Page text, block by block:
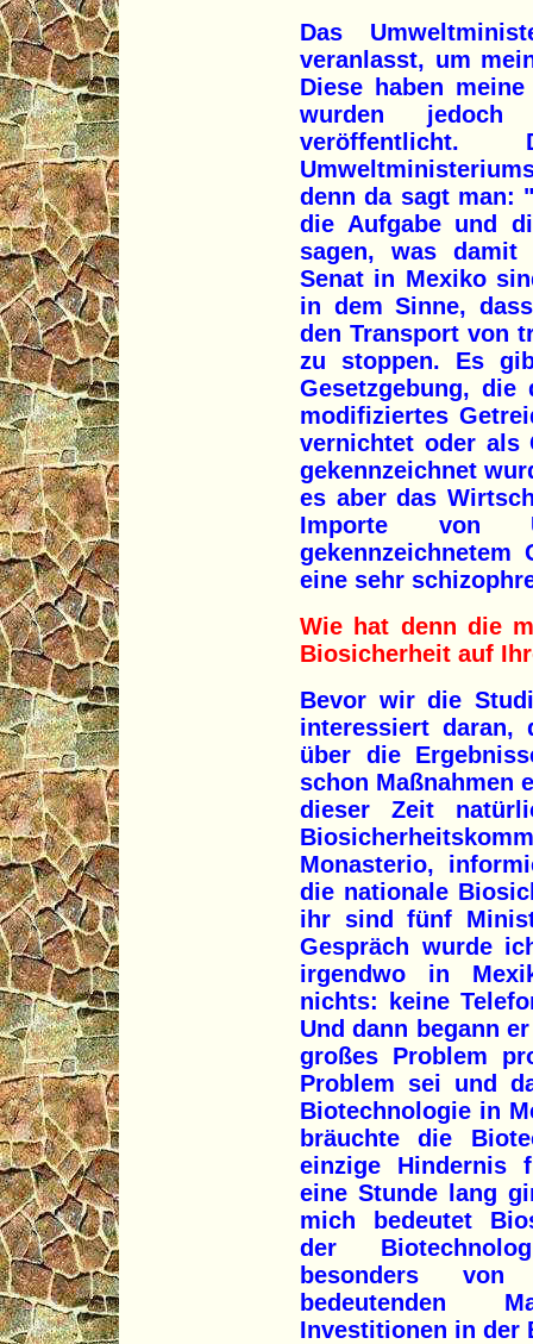
Das
veranlasst, um
Diese haben
wurden jedoch
denn da sagt man:
die Aufgabe und
sagen, was
Senat in Mexiko
in dem Sinne,
den Transport von
zu stoppen. Es
Gesetzgebung,
modifiziertes
vernichtet oder als
gekennzeichnet
es aber das
Importe von
eine sehr
Wie hat denn die
Biosicherheit auf
Bevor wir die
interessiert daran,
über die
schon Maßnahmen
dieser Zeit
Monasterio,
die nationale
ihr sind fünf
Gespräch wurde
irgendwo in
nichts: keine
Und dann begann
großes Problem
Problem sei und
Biotechnologie in
bräuchte die
einzige Hindernis
eine Stunde lang
mich bedeutet
der
besonders
bedeutenden
Investitionen in der